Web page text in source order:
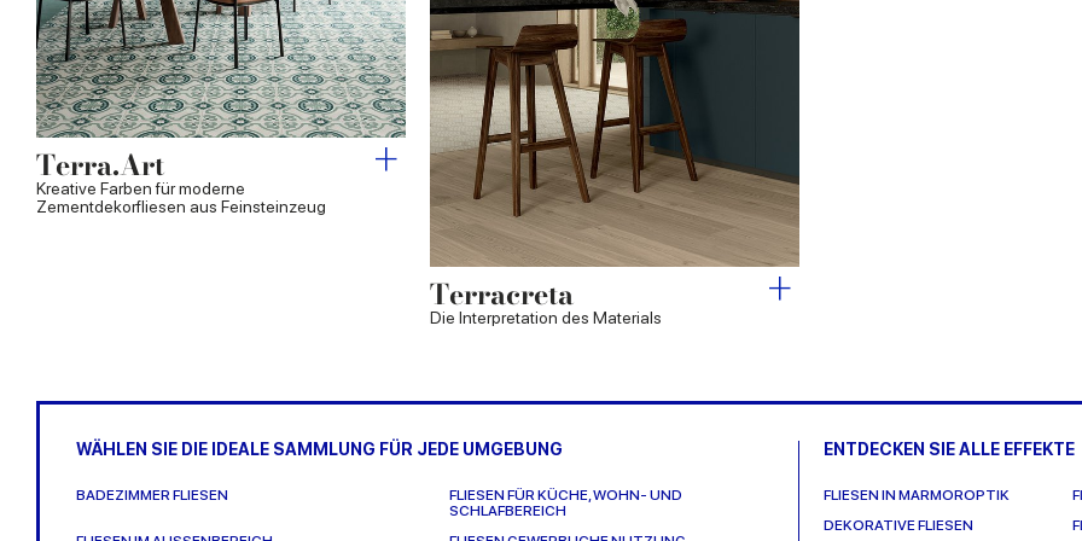
Terra.Art
Kreative Farben für moderne
Zementdekorfliesen aus Feinsteinzeug
Terracreta
Die Interpretation des Materials
WÄHLEN SIE DIE IDEALE SAMMLUNG FÜR JEDE UMGEBUNG
BADEZIMMER FLIESEN
FLIESEN FÜR KÜCHE, WOHN- UND
SCHLAFBEREICH
ENTDECKEN SIE ALLE EFFEKTE
FLIESEN IN MARMOROPTIK
DEKORATIVE FLIESEN